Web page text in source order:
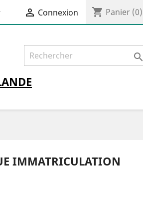
 Connexion shopping_cart Panier (0)

IMMATRICULATION